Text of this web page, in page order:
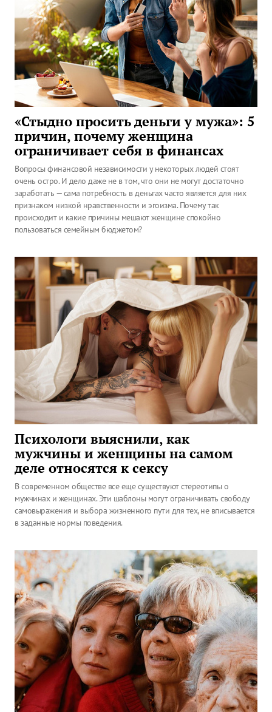
«Стыдно просить деньги у мужа»: 5
причин, почему женщина
ограничивает себя в финансах
Вопросы финансовой независимости у некоторых людей стоят
очень остро. И дело даже не в том, что они не могут достаточно
заработать — сама потребность в деньгах часто является для них
признаком низкой нравственности и эгоизма. Почему так
происходит и какие причины мешают женщине спокойно
пользоваться семейным бюджетом?
Психологи выяснили, как
мужчины и женщины на самом
деле относятся к сексу
В современном обществе все еще существуют стереотипы о
мужчинах и женщинах. Эти шаблоны могут ограничивать свободу
самовыражения и выбора жизненного пути для тех, не вписывается
в заданные нормы поведения.